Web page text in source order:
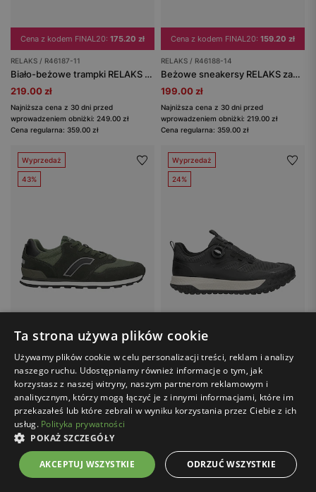
Cena z kodem FINAL20: 175.20 zł
RELAKS / R46187-11
Biało-beżowe trampki RELAKS na płaskiej podeszwie
219.00 zł
Najniższa cena z 30 dni przed
wprowadzeniem obniżki: 249.00 zł
Cena regularna: 359.00 zł
Cena z kodem FINAL20: 159.20 zł
RELAKS / R46188-14
Beżowe sneakersy RELAKS zapinane na rzep
199.00 zł
Najniższa cena z 30 dni przed
wprowadzeniem obniżki: 219.00 zł
Cena regularna: 359.00 zł
Wyprzedaż
43%
Cena z kodem FINAL20: 183.20 zł
RELAKS / R34202-87
Sneakersy RELAKS w kolorze ciemna zieleń
229.00 zł
Najniższa cena z 30 dni przed
wprowadzeniem obniżki: 279.00 zł
Cena regularna: 399.00 zł
Wyprzedaż
24%
Cena z kodem FINAL20: 279.20 zł
RELAKS / R10125-11
349.00 zł
Cena regularna: 459.00 zł
Ta strona używa plików cookie
Używamy plików cookie w celu personalizacji treści, reklam i analizy
naszego ruchu. Udostępniamy również informacje o tym, jak
korzystasz z naszej witryny, naszym partnerom reklamowym i
analitycznym, którzy mogą łączyć je z innymi informacjami, które im
przekazałeś lub które zebrali w wyniku korzystania przez Ciebie z ich
usług. Polityka prywatności
POKAŻ SZCZEGÓŁY
AKCEPTUJ WSZYSTKIE ODRZUĆ WSZYSTKIE